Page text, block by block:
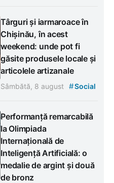
Târguri și iarmaroace în
Chișinău, în acest
weekend: unde pot fi
găsite produsele locale și
articolele artizanale
Sâmbătă, 8 august #Social
Performanță remarcabilă
la Olimpiada
Internațională de
Inteligență Artificială: o
medalie de argint și două
de bronz